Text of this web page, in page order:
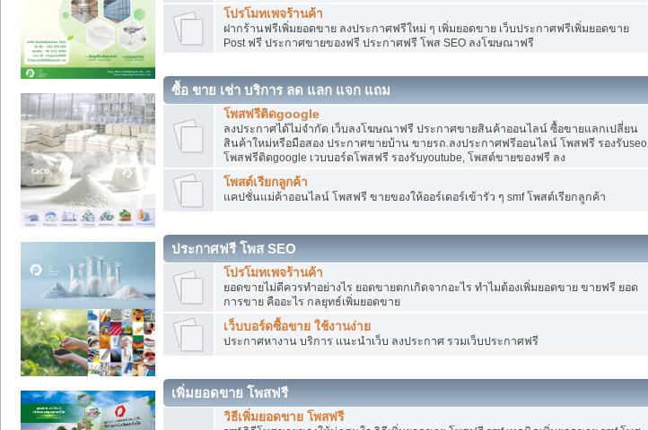
โปรโมทเพจร้านค้า
ฝากร้านฟรีเพิ่มยอดขาย ลงประกาศฟรีใหม่ ๆ เพิ่มยอดขาย เว็บประกาศฟรีเพิ่มยอดขาย
Post ฟรี ประกาศขายของฟรี ประกาศฟรี โพส SEO ลงโฆษณาฟรี
ซื้อ ขาย เช่า บริการ ลด แลก แจก แถม
โพสฟรีติดgoogle
ลงประกาศได้ไม่จำกัด เว็บลงโฆษณาฟรี ประกาศขายสินค้าออนไลน์ ซื้อขายแลกเปลี่ยน
สินค้าใหม่หรือมือสอง ประกาศขายบ้าน ขายรถ.ลงประกาศฟรีออนไลน์ โพสฟรี รองรับseo,
โพสฟรีติดgoogle เวบบอร์ดโพสฟรี รองรับyoutube, โพสต์ขายของฟรี ลง
โพสต์เรียกลูกค้า
แคปชั่นแม่ค้าออนไลน์ โพสฟรี ขายของให้ออร์เดอร์เข้ารัว ๆ smf โพสต์เรียกลูกค้า
ประกาศฟรี โพส SEO
โปรโมทเพจร้านค้า
ยอดขายไม่ดีควรทำอย่างไร ยอดขายตกเกิดจากอะไร ทำไมต้องเพิ่มยอดขาย ขายฟรี ยอด
การขาย คืออะไร กลยุทธ์เพิ่มยอดขาย
เว็บบอร์ดซื้อขาย ใช้งานง่าย
ประกาศหางาน บริการ แนะนำเว็บ ลงประกาศ รวมเว็บประกาศฟรี
เพิ่มยอดขาย โพสฟรี
วิธีเพิ่มยอดขาย โพสฟรี